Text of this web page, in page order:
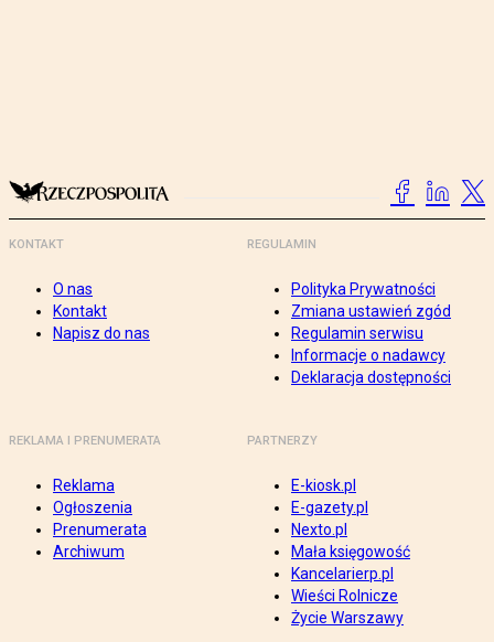
KONTAKT
O nas
Kontakt
Napisz do nas
REGULAMIN
Polityka Prywatności
Zmiana ustawień zgód
Regulamin serwisu
Informacje o nadawcy
Deklaracja dostępności
REKLAMA I PRENUMERATA
Reklama
Ogłoszenia
Prenumerata
Archiwum
PARTNERZY
E-kiosk.pl
E-gazety.pl
Nexto.pl
Mała księgowość
Kancelarierp.pl
Wieści Rolnicze
Życie Warszawy